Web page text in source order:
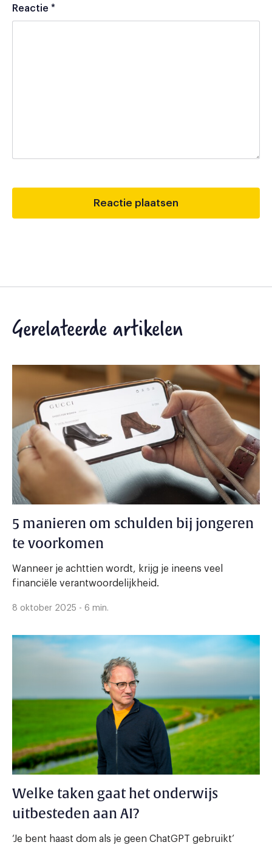
Reactie *
Gerelateerde artikelen
5 manieren om schulden bij jongeren
te voorkomen
Wanneer je achttien wordt, krijg je ineens veel
financiële verantwoordelijkheid.
8 oktober 2025 - 6 min.
Welke taken gaat het onderwijs
uitbesteden aan AI?
‘Je bent haast dom als je geen ChatGPT gebruikt’